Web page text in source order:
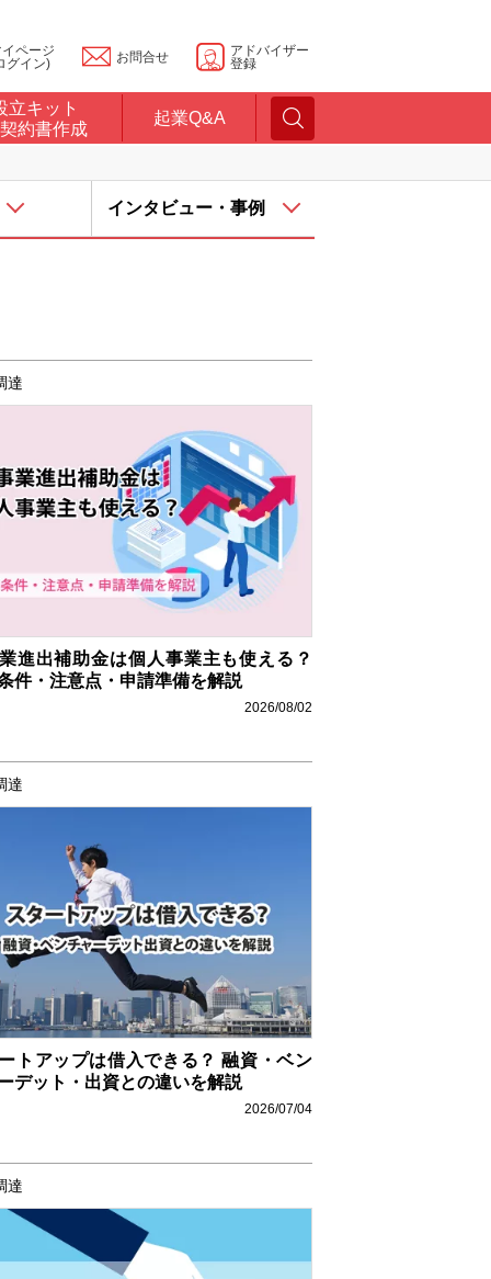
ページ
グイン)
お問合せ
アドバイザー
登録
立キット
約書作成
起業Q&A
インタビュー・事例
達
進出補助金は個人事業主も使える？
件・注意点・申請準備を解説
2026/08/02
達
トアップは借入できる？ 融資・ベン
デット・出資との違いを解説
2026/07/04
達